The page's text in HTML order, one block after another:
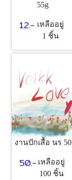
55g
12.- เหลืออยู่
1 ชิ้น
งานปักเสื้อ นร 50
50.- เหลืออยู่
100 ชิ้น